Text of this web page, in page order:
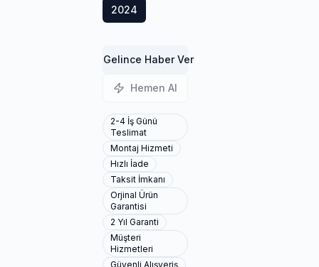
2024
Gelince Haber Ver
Hemen Al
2-4 İş Günü
Teslimat
Montaj Hizmeti
Hızlı İade
Taksit İmkanı
Orjinal Ürün
Garantisi
2 Yıl Garanti
Müşteri
Hizmetleri
Güvenli Alışveriş